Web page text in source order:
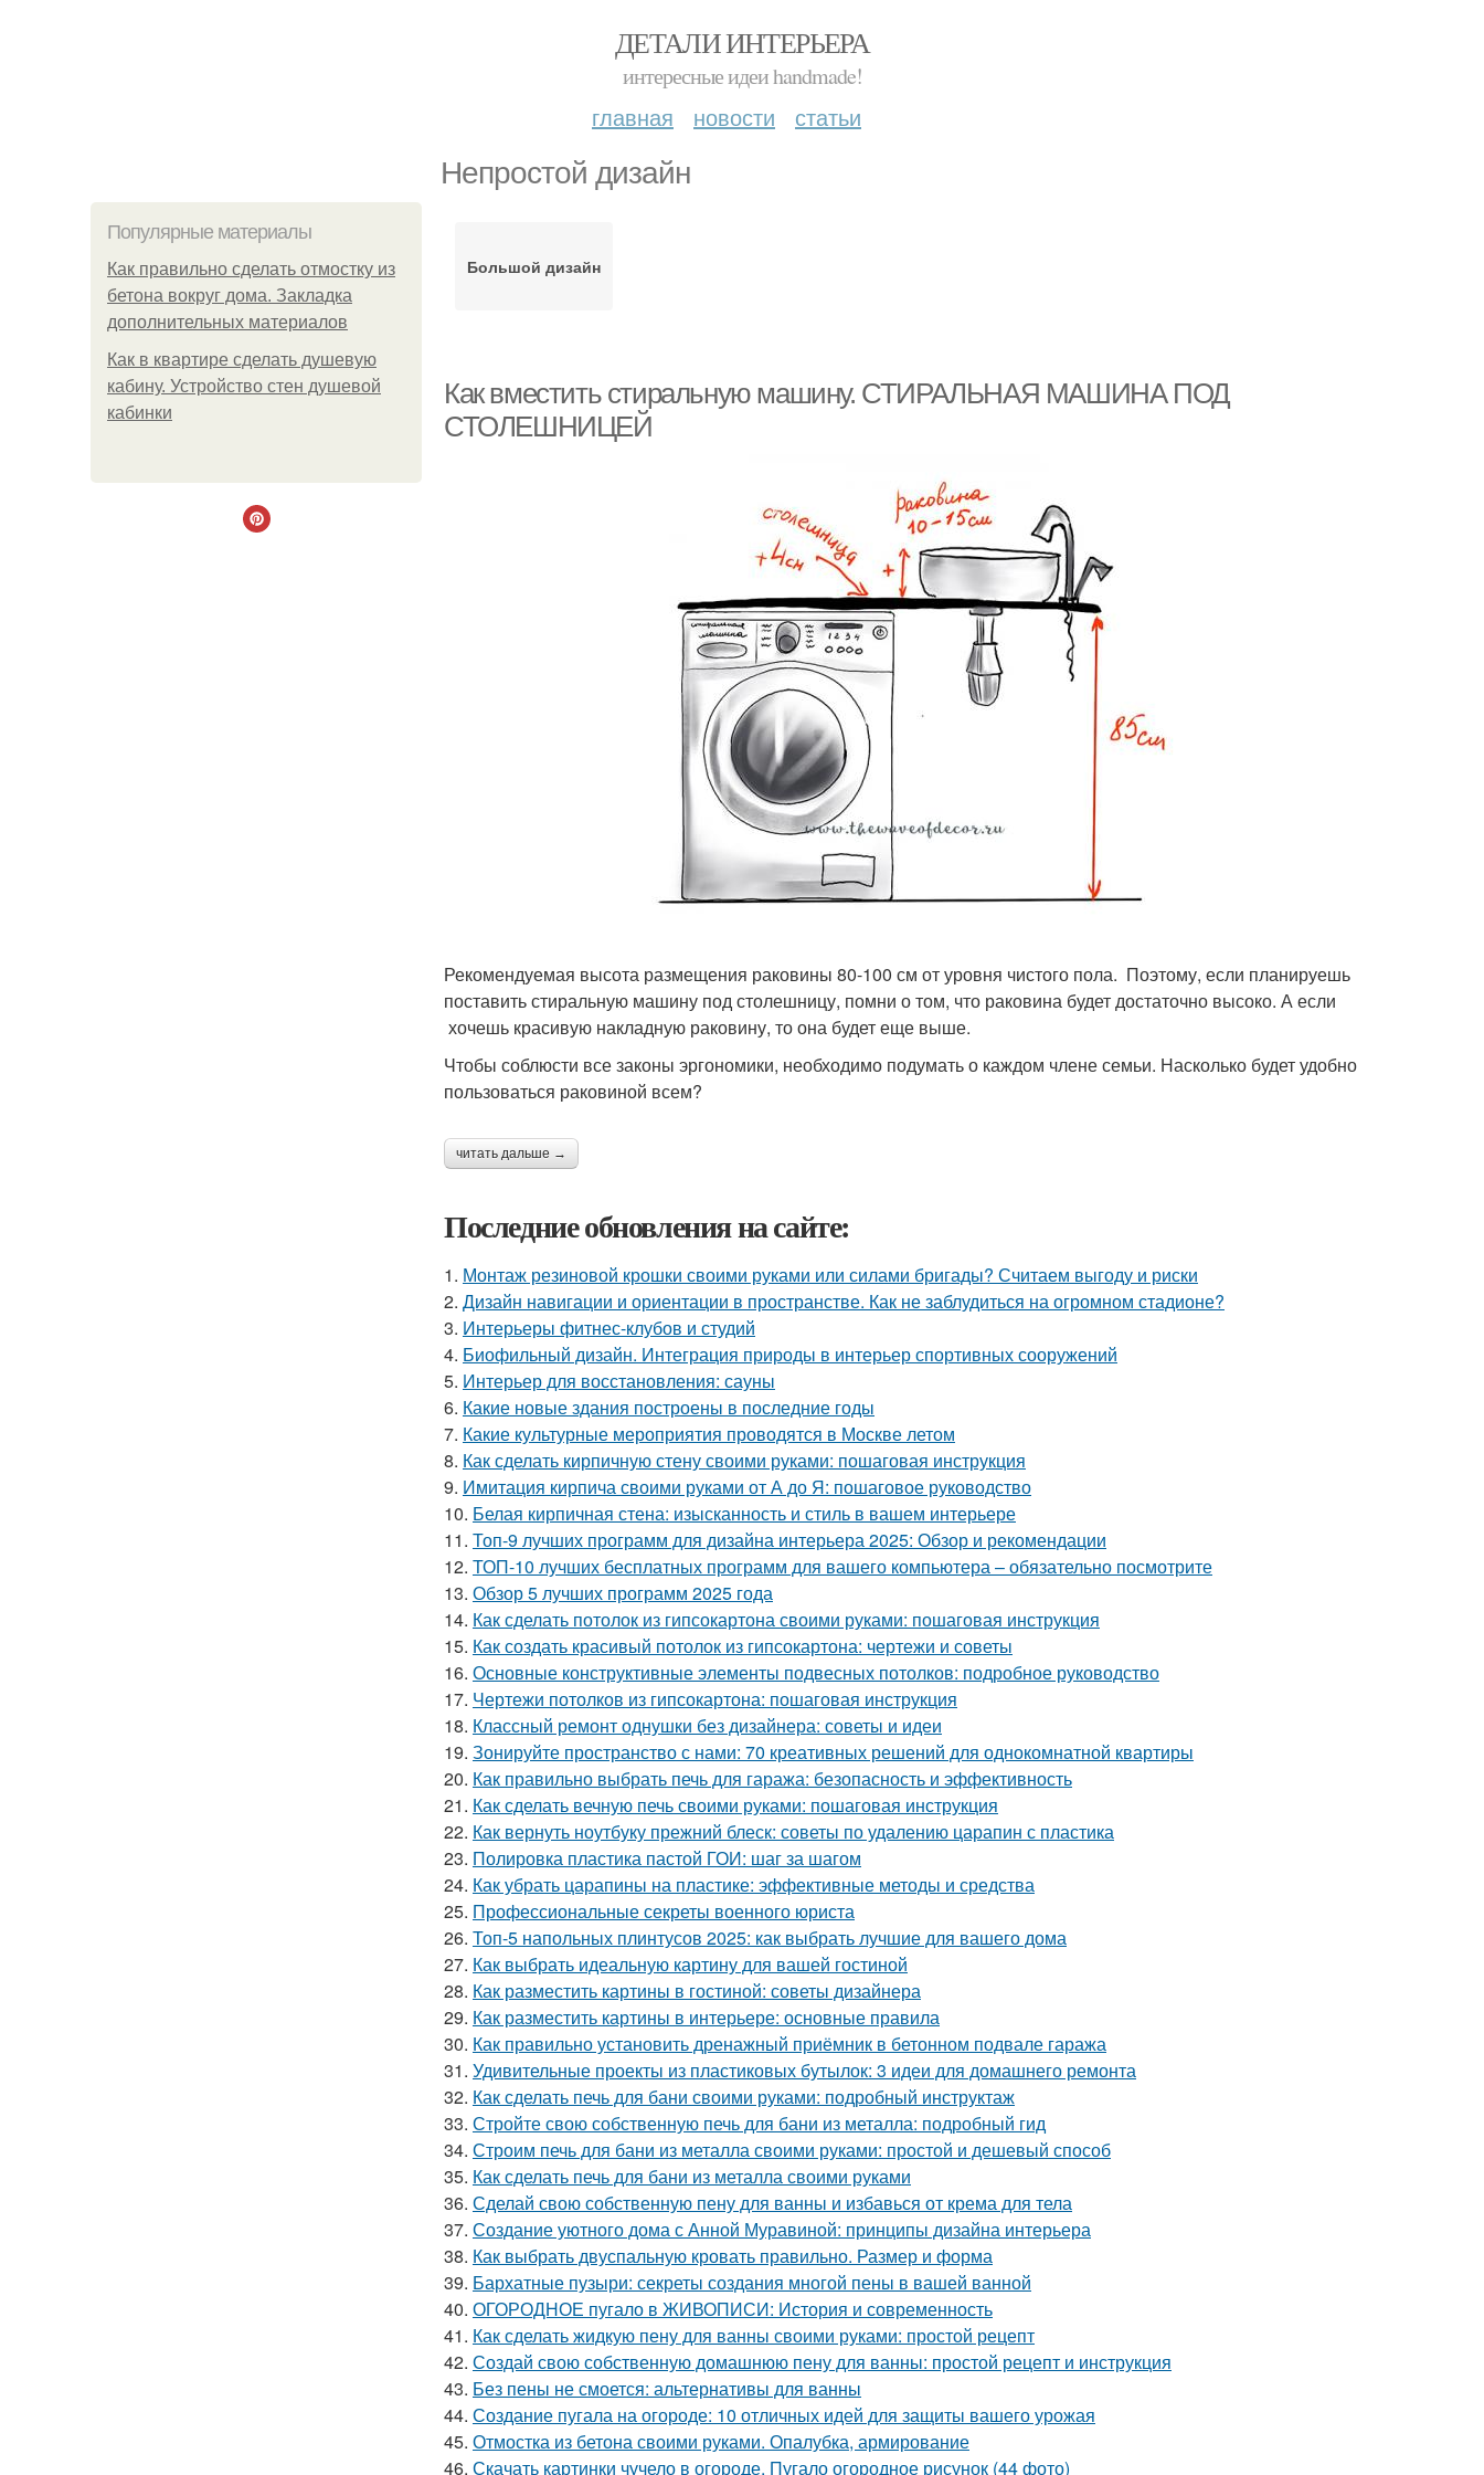
ДЕТАЛИ ИНТЕРЬЕРА
интересные идеи handmade!
главная новости статьи
Непростой дизайн
Популярные материалы
Как правильно сделать отмостку из
бетона вокруг дома. Закладка
дополнительных материалов
Как в квартире сделать душевую
кабину. Устройство стен душевой
кабинки
Большой дизайн
Как вместить стиральную машину. СТИРАЛЬНАЯ МАШИНА ПОД
СТОЛЕШНИЦЕЙ
Рекомендуемая высота размещения раковины 80-100 см от уровня чистого пола. Поэтому, если планируешь
поставить стиральную машину под столешницу, помни о том, что раковина будет достаточно высоко. А если
хочешь красивую накладную раковину, то она будет еще выше.
Чтобы соблюсти все законы эргономики, необходимо подумать о каждом члене семьи. Насколько будет удобно
пользоваться раковиной всем?
читать дальше →
Последние обновления на сайте:
1. Монтаж резиновой крошки своими руками или силами бригады? Считаем выгоду и риски
2. Дизайн навигации и ориентации в пространстве. Как не заблудиться на огромном стадионе?
3. Интерьеры фитнес-клубов и студий
4. Биофильный дизайн. Интеграция природы в интерьер спортивных сооружений
5. Интерьер для восстановления: сауны
6. Какие новые здания построены в последние годы
7. Какие культурные мероприятия проводятся в Москве летом
8. Как сделать кирпичную стену своими руками: пошаговая инструкция
9. Имитация кирпича своими руками от А до Я: пошаговое руководство
10. Белая кирпичная стена: изысканность и стиль в вашем интерьере
11. Топ-9 лучших программ для дизайна интерьера 2025: Обзор и рекомендации
12. ТОП-10 лучших бесплатных программ для вашего компьютера – обязательно посмотрите
13. Обзор 5 лучших программ 2025 года
14. Как сделать потолок из гипсокартона своими руками: пошаговая инструкция
15. Как создать красивый потолок из гипсокартона: чертежи и советы
16. Основные конструктивные элементы подвесных потолков: подробное руководство
17. Чертежи потолков из гипсокартона: пошаговая инструкция
18. Классный ремонт однушки без дизайнера: советы и идеи
19. Зонируйте пространство с нами: 70 креативных решений для однокомнатной квартиры
20. Как правильно выбрать печь для гаража: безопасность и эффективность
21. Как сделать вечную печь своими руками: пошаговая инструкция
22. Как вернуть ноутбуку прежний блеск: советы по удалению царапин с пластика
23. Полировка пластика пастой ГОИ: шаг за шагом
24. Как убрать царапины на пластике: эффективные методы и средства
25. Профессиональные секреты военного юриста
26. Топ-5 напольных плинтусов 2025: как выбрать лучшие для вашего дома
27. Как выбрать идеальную картину для вашей гостиной
28. Как разместить картины в гостиной: советы дизайнера
29. Как разместить картины в интерьере: основные правила
30. Как правильно установить дренажный приёмник в бетонном подвале гаража
31. Удивительные проекты из пластиковых бутылок: 3 идеи для домашнего ремонта
32. Как сделать печь для бани своими руками: подробный инструктаж
33. Стройте свою собственную печь для бани из металла: подробный гид
34. Строим печь для бани из металла своими руками: простой и дешевый способ
35. Как сделать печь для бани из металла своими руками
36. Сделай свою собственную пену для ванны и избавься от крема для тела
37. Создание уютного дома с Анной Муравиной: принципы дизайна интерьера
38. Как выбрать двуспальную кровать правильно. Размер и форма
39. Бархатные пузыри: секреты создания многой пены в вашей ванной
40. ОГОРОДНОЕ пугало в ЖИВОПИСИ: История и современность
41. Как сделать жидкую пену для ванны своими руками: простой рецепт
42. Создай свою собственную домашнюю пену для ванны: простой рецепт и инструкция
43. Без пены не смоется: альтернативы для ванны
44. Создание пугала на огороде: 10 отличных идей для защиты вашего урожая
45. Отмостка из бетона своими руками. Опалубка, армирование
46. Скачать картинки чучело в огороде. Пугало огородное рисунок (44 фото)